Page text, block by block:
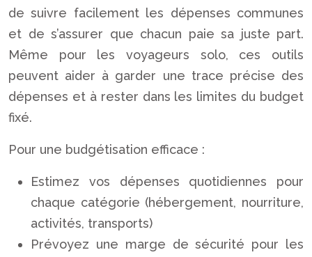
de suivre facilement les dépenses communes
et de s’assurer que chacun paie sa juste part.
Même pour les voyageurs solo, ces outils
peuvent aider à garder une trace précise des
dépenses et à rester dans les limites du budget
fixé.
Pour une budgétisation efficace :
Estimez vos dépenses quotidiennes pour
chaque catégorie (hébergement, nourriture,
activités, transports)
Prévoyez une marge de sécurité pour les